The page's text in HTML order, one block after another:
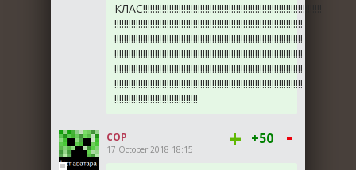
КЛАС!!!!!!!!!!!!!!!!!!!!!!!!!!!!!!!!!!!!!!!!!!!!!!!!!!!!!!!!!!!!!!!!!!!!!!!!!!!
!!!!!!!!!!!!!!!!!!!!!!!!!!!!!!!!!!!!!!!!!!!!!!!!!!!!!!!!!!!!!!!!!!!!!!!!!!!!!!!
!!!!!!!!!!!!!!!!!!!!!!!!!!!!!!!!!!!!!!!!!!!!!!!!!!!!!!!!!!!!!!!!!!!!!!!!!!!!!!!
!!!!!!!!!!!!!!!!!!!!!!!!!!!!!!!!!!!!!!!!!!!!!!!!!!!!!!!!!!!!!!!!!!!!!!!!!!!!!!!
!!!!!!!!!!!!!!!!!!!!!!!!!!!!!!!!!!!!!!!!!!!!!!!!!!!!!!!!!!!!!!!!!!!!!!!!!!!!!!!
!!!!!!!!!!!!!!!!!!!!!!!!!!!!!!!!!!!!!!!!!!!!!!!!!!!!!!!!!!!!!!!!!!!!!!!!!!!!!!!
!!!!!!!!!!!!!!!!!!!!!!!!!!!!!!!!!!!
COP
17 October 2018 18:15 + +50 -